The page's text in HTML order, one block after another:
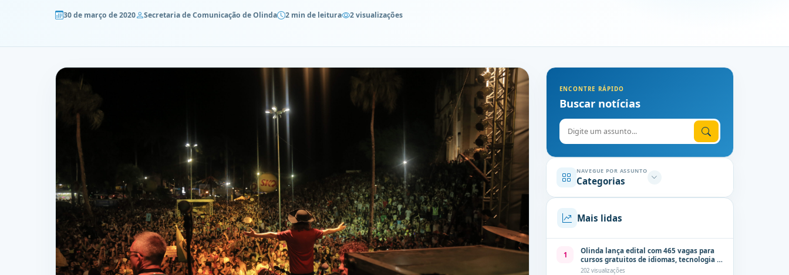
30 de março de 2020 Secretaria de Comunicação de Olinda 2 min de leitura 2 visualizações
ENCONTRE RÁPIDO
Buscar notícias
Digite o assunto
NAVEGUE POR ASSUNTO
Categorias
Mais lidas
1
Olinda lança edital com 465 vagas para
cursos gratuitos de idiomas, tecnologia e
comunicação
202 visualizações